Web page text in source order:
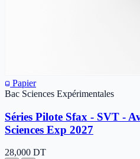
Papier
Bac Sciences Expérimentales
Séries Pilote Sfax - SVT -
Sciences Exp 2027
28,000 DT